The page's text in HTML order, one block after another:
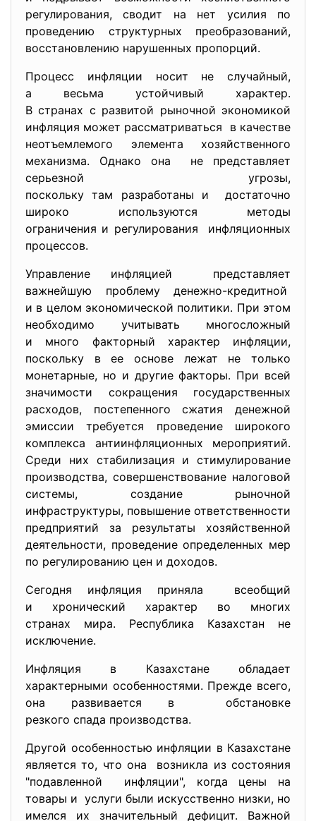
регулирования, сводит на нет усилия по
проведению структурных преобразований,
восстановлению нарушенных пропорций.
Процесс инфляции носит не случайный,
а весьма устойчивый характер.
В странах с развитой рыночной экономикой
инфляция может рассматриваться в качестве
неотъемлемого элемента хозяйственного
механизма. Однако она не представляет
серьезной угрозы,
поскольку там разработаны и достаточно
широко используются методы
ограничения и регулирования инфляционных
процессов.
Управление инфляцией представляет
важнейшую проблему денежно-кредитной
и в целом экономической политики. При этом
необходимо учитывать многосложный
и много факторный характер инфляции,
поскольку в ее основе лежат не только
монетарные, но и другие факторы. При всей
значимости сокращения государственных
расходов, постепенного сжатия денежной
эмиссии требуется проведение широкого
комплекса антиинфляционных мероприятий.
Среди них стабилизация и стимулирование
производства, совершенствование налоговой
системы, создание рыночной
инфраструктуры, повышение ответственности
предприятий за результаты хозяйственной
деятельности, проведение определенных мер
по регулированию цен и доходов.
Сегодня инфляция приняла всеобщий
и хронический характер во многих
странах мира. Республика Казахстан не
исключение.
Инфляция в Казахстане обладает
характерными особенностями. Прежде всего,
она развивается в обстановке
резкого спада производства.
Другой особенностью инфляции в Казахстане
является то, что она возникла из состояния
"подавленной инфляции", когда цены на
товары и услуги были искусственно низки, но
имелся их значительный дефицит. Важной